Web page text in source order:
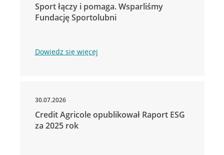
Sport łączy i pomaga. Wsparliśmy
Fundację Sportolubni
Dowiedz się więcej
30.07.2026
Credit Agricole opublikował Raport ESG
za 2025 rok